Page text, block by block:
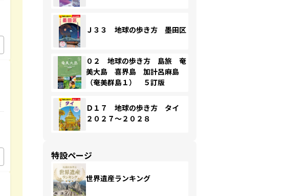
Ｊ３３ 地球の歩き方 墨田区
０２ 地球の歩き方 島旅 奄
美大島 喜界島 加計呂麻島
（奄美群島１） ５訂版
Ｄ１７ 地球の歩き方 タイ
２０２７～２０２８
特設ページ
世界遺産ランキング